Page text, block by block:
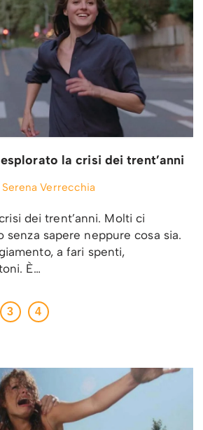
la crisi dei trent’anni
Serena Verrecchia
dei trent’anni. Molti ci
senza sapere neppure cosa sia.
a fari spenti,
È…
3 4